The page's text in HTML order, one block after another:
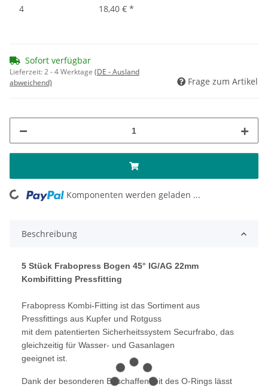
4
18,40 € *
Sofort verfügbar
Lieferzeit:2 - 4 Werktage (DE - Ausland
abweichend)
Frage zum Artikel
Loading... Komponenten werden geladen ...
Beschreibung
5 Stück Frabopress Bogen 45° IG/AG 22mm
Kombifitting Pressfitting
Frabopress Kombi-Fitting ist das Sortiment aus
Pressfittings aus Kupfer und Rotguss
mit dem patentierten Sicherheitssystem Securfrabo, das
gleichzeitig für Wasser- und Gasanlagen
geeignet ist.
Dank der besonderen Beschaffenheit des O-Rings lässt